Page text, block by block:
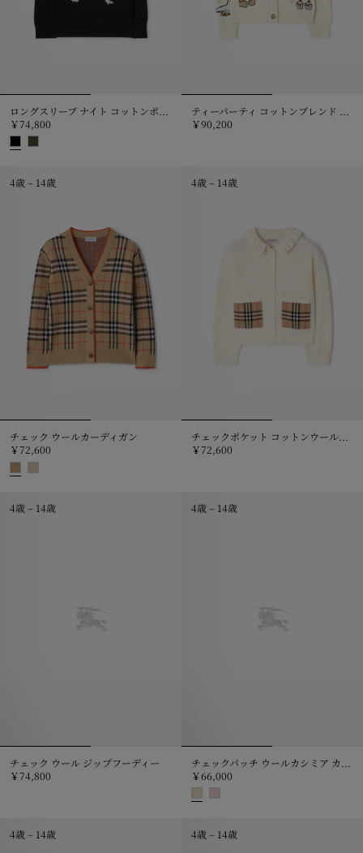
￥74,800
￥90,200
4歳 – 14歳
チェック ウールカーディガン
￥72,600
4歳 – 14歳
￥72,600
4歳 – 14歳
チェック ウール ジップフーディー
￥74,800
4歳 – 14歳
￥66,000
4歳 – 14歳 4歳 – 14歳